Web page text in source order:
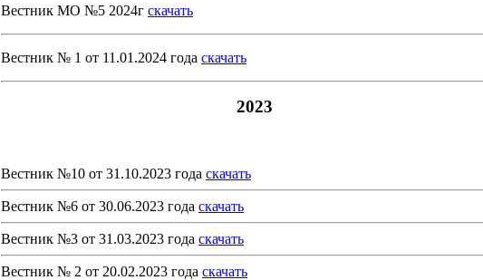
Вестник МО №5 2024г скачать
Вестник № 1 от 11.01.2024 года скачать
2023
Вестник №10 от 31.10.2023 года скачать
Вестник №6 от 30.06.2023 года скачать
Вестник №3 от 31.03.2023 года скачать
Вестник № 2 от 20.02.2023 года скачать